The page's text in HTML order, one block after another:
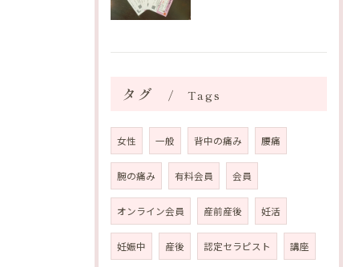
タグ Tags
女性 一般 背中の痛み 腰痛
腕の痛み 有料会員 会員
オンライン会員 産前産後 妊活
妊娠中 産後 認定セラピスト 講座